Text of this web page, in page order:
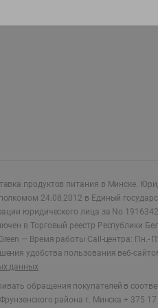
продуктов питания в Минске.
24.08.2012 в Единый
юридического лица за No
в Торговый реестр Республики
— Время работы Call-центра: Пн.-
удобства пользования веб-
данных
обращения покупателей в
района г. Минска + 375